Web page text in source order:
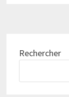
Rechercher